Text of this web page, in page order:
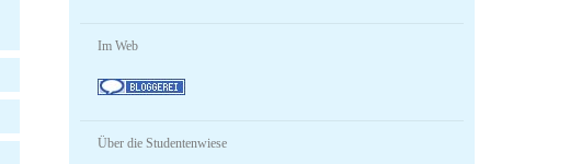
Im Web
Über die Studentenwiese